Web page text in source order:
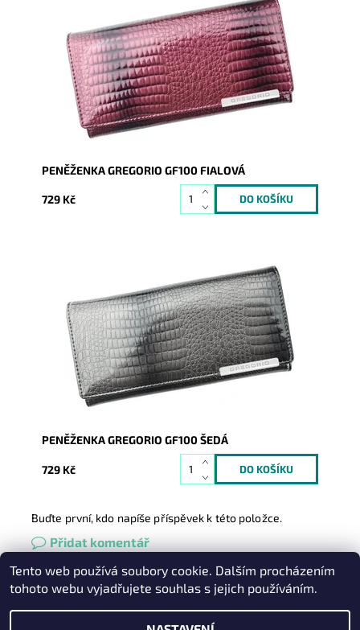
Velmi krásná peněženka, svým vzhledem zaujme na
první pohled nejednu ženu.
Dostupnost:
Skladem
1874
Značka:
Gregorio
Záruka:
2 roky
PENĚŽENKA GREGORIO GF100 FIALOVÁ
729 Kč
Velmi krásná peněženka, svým vzhledem zaujme na
první pohled nejednu ženu.
Dostupnost:
Skladem
8327
Značka:
Gregorio
Záruka:
2 roky
PENĚŽENKA GREGORIO GF100 ŠEDÁ
729 Kč
Buďte první, kdo napíše příspěvek k této položce.
Přidat komentář
Heureka.cz | Zboží.cz Oázakabelek
Tento web používá soubory cookie. Dalším procházením
tohoto webu vyjadřujete souhlas s jejich používáním.